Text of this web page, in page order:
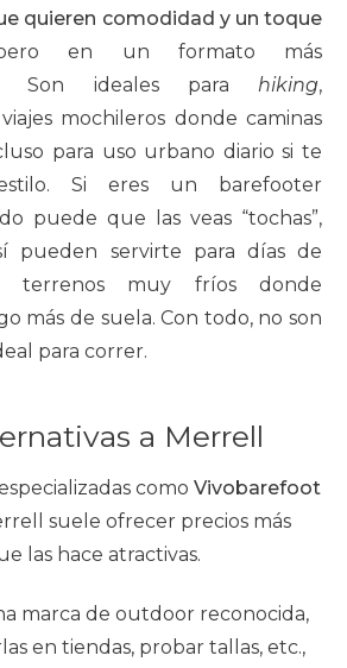
quieren comodidad y un toque
en un formato más
Son ideales para hiking,
mochileros donde caminas
para uso urbano diario si te
Si eres un barefooter
puede que las veas “tochas”,
pueden servirte para días de
terrenos muy fríos donde
más de suela. Con todo, no son
para correr.
a Merrell
como Vivobarefoot
suele ofrecer precios más
las hace atractivas.
marca de outdoor reconocida,
en tiendas, probar tallas, etc.,